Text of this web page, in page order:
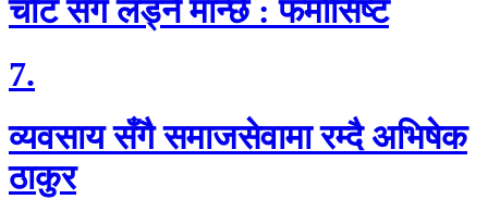
चाेट सँग लड्ने मान्छे : फर्मासिष्ट
7.
व्यवसाय सँगै समाजसेवामा रम्दै अभिषेक
ठाकुर